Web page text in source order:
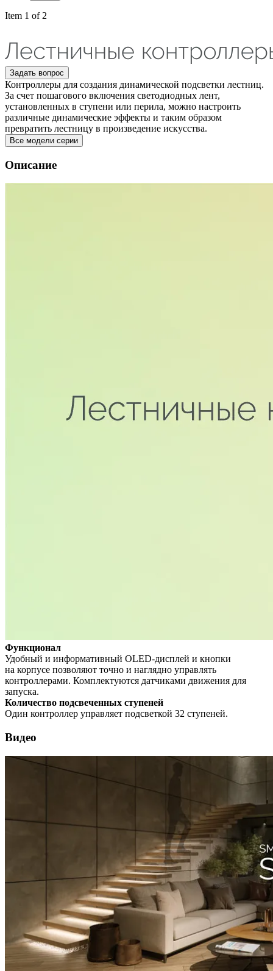
Item 1 of 2
Задать вопрос
Контроллеры для создания динамической подсветки лестниц.
За счет пошагового включения светодиодных лент,
установленных в ступени или перила, можно настроить
различные динамические эффекты и таким образом
превратить лестницу в произведение искусства.
Все модели серии
Описание
Функционал
Удобный и информативный OLED-дисплей и кнопки
на корпусе позволяют точно и наглядно управлять
контроллерами. Комплектуются датчиками движения для
запуска.
Количество подсвеченных ступеней
Один контроллер управляет подсветкой 32 ступеней.
Видео